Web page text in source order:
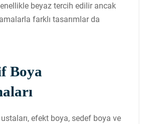
beyaz tercih edilir ancak
farklı tasarımlar da
Boya
efekt boya, sedef boya ve